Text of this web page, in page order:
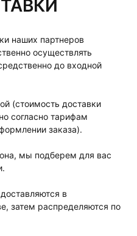
наших партнеров
осуществлять
до входной
(стоимость доставки
согласно тарифам
заказа).
мы подберем для вас
в
затем распределяются по